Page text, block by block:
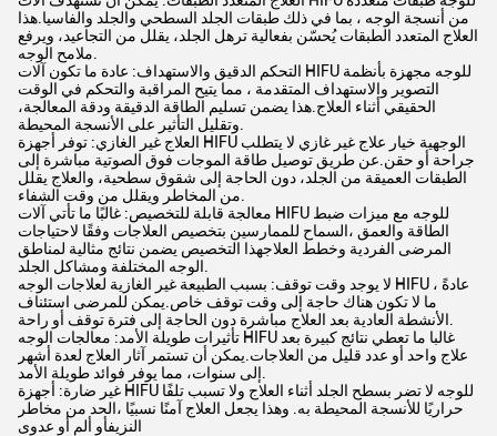
من أنسجة الوجه ، بما في ذلك طبقات الجلد السطحي والجلد والفاسيا.هذا
العلاج المتعدد الطبقات يُحسّن بفعالية ترهل الجلد، يقلل من التجاعيد، ويرفع
ملامح الوجه.
التحكم الدقيق والاستهداف: عادة ما تكون آلات HIFU للوجه مجهزة بأنظمة
التصوير والاستهداف المتقدمة ، مما يتيح المراقبة والتحكم في الوقت
الحقيقي أثناء العلاج.هذا يضمن تسليم الطاقة الدقيقة ودقة المعالجة،
وتقليل التأثير على الأنسجة المحيطة.
العلاج غير الغازي: توفر أجهزة HIFU الوجهية خيار علاج غير غازي لا يتطلب
جراحة أو حقن.عن طريق توصيل طاقة الموجات فوق الصوتية مباشرة إلى
الطبقات العميقة من الجلد، دون الحاجة إلى شقوق سطحية، والعلاج يقلل
من المخاطر ويقلل من وقت الشفاء.
معالجة قابلة للتخصيص: غالبًا ما تأتي آلات HIFU للوجه مع ميزات ضبط
الطاقة والعمق ،السماح للممارسين بتخصيص العلاجات وفقًا لاحتياجات
المرضى الفردية وخطط العلاجهذا التخصيص يضمن نتائج مثالية لمناطق
الوجه المختلفة ومشاكل الجلد.
لا يوجد وقت توقف: بسبب الطبيعة غير الغازية لعلاجات الوجه HIFU ، عادةً
ما لا تكون هناك حاجة إلى وقت توقف خاص.يمكن للمرضى استئناف
الأنشطة العادية بعد العلاج مباشرة دون الحاجة إلى فترة توقف أو راحة.
تأثيرات طويلة الأمد: معالجات الوجه HIFU غالبا ما تعطي نتائج كبيرة بعد
علاج واحد أو عدد قليل من العلاجات.يمكن أن تستمر آثار العلاج لعدة أشهر
إلى سنوات، مما يوفر فوائد طويلة الأمد.
غير ضارة: أجهزة HIFU للوجه لا تضر بسطح الجلد أثناء العلاج ولا تسبب تلفًا
حراريًا للأنسجة المحيطة به. وهذا يجعل العلاج آمنًا نسبيًا ،الحد من مخاطر
النزيفأو ألم أو عدوى